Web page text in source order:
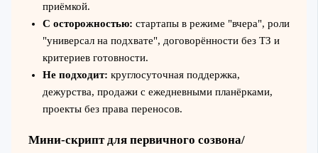
приёмкой.
С осторожностью: стартапы в режиме "вчера", роли
"универсал на подхвате", договорённости без ТЗ и
критериев готовности.
Не подходит: круглосуточная поддержка,
дежурства, продажи с ежедневными планёрками,
проекты без права переносов.
Мини‑скрипт для первичного созвона/